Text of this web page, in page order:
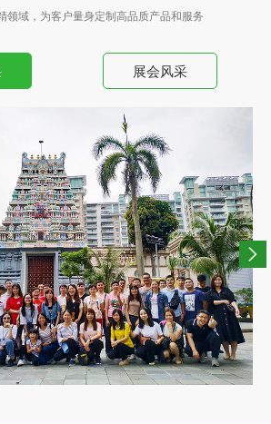
领域，为客户量身定制高品质产品和服务
展会风采